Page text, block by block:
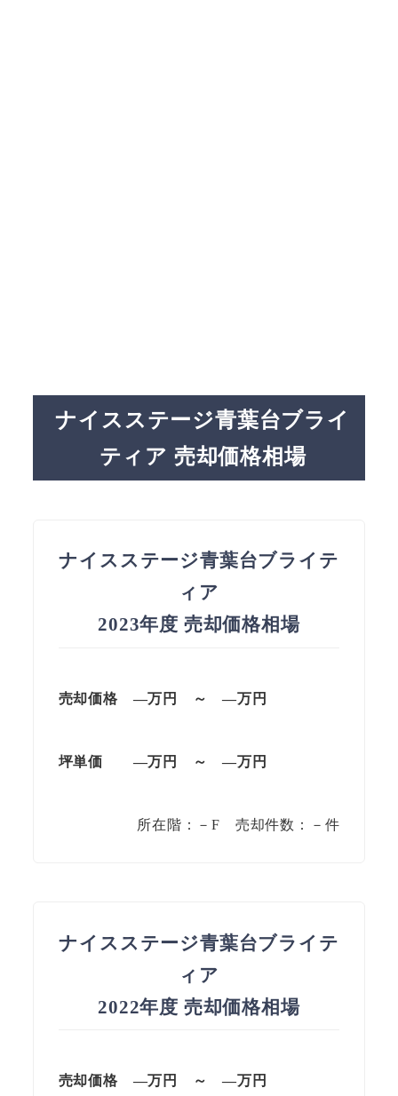
ナイスステージ青葉台ブライ
ティア 売却価格相場
ナイスステージ青葉台ブライテ
ィア
2023年度 売却価格相場
売却価格 —万円 ～ —万円
坪単価 —万円 ～—万円
所在階：－F 売却件数：－件
ナイスステージ青葉台ブライテ
ィア
2022年度 売却価格相場
売却価格 —万円 ～ —万円